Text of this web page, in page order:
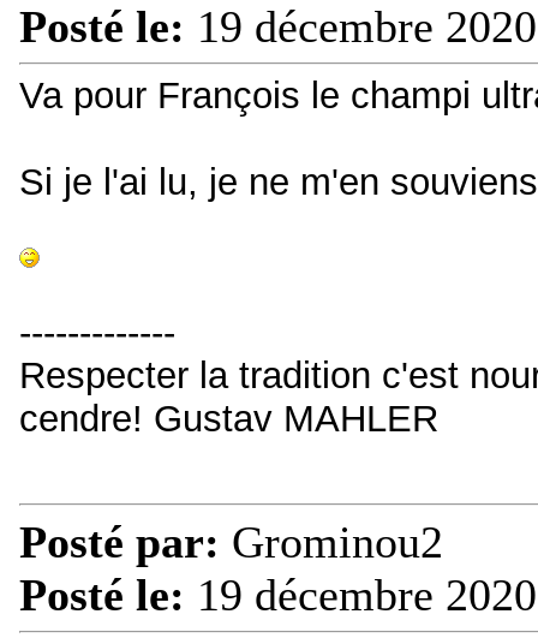
Posté le: 19 décembre
Va pour François le champi
Si je l'ai lu, je ne m'en
-------------
Respecter la tradition c'est
cendre! Gustav MAHLER
Posté par: Grominou2
Posté le: 19 décembre